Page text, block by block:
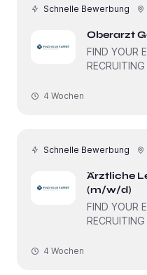
Schnelle Bewerbung
Oberarzt
FIND YOUR
RECRUITING
4 Wochen
Schnelle Bewerbung
Ärztliche
(m/w/d)
FIND YOUR
RECRUITING
4 Wochen